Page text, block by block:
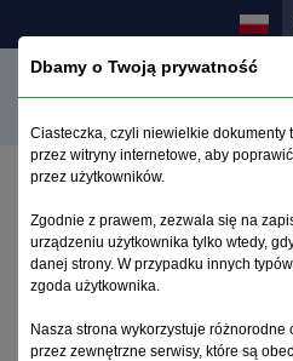
Encefalopatia w przebiegu
diagnostyczne i
Archiwum
Dbamy o Twoją prywatność
Ciasteczka, czyli niewielkie dokumenty
przez witryny internetowe, aby
przez użytkowników.
Zgodnie z prawem, zezwala się na
urządzeniu użytkownika tylko wtedy,
danej strony. W przypadku innych
zgoda użytkownika.
Nasza strona wykorzystuje różnorodne
przez zewnętrzne serwisy, które są